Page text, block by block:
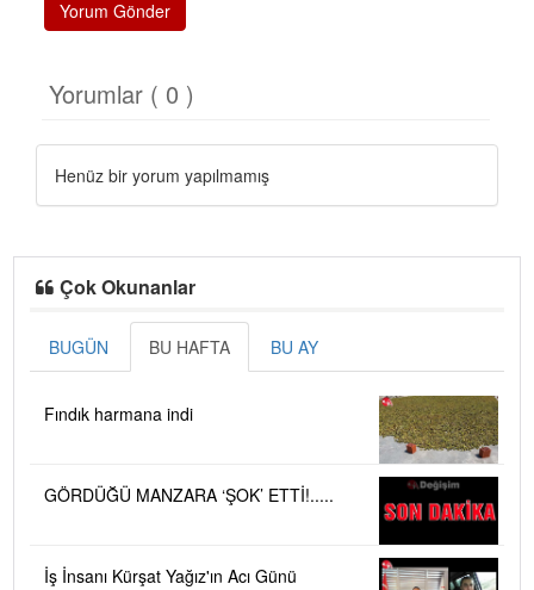
Yorum Gönder
Yorumlar ( 0 )
Henüz bir yorum yapılmamış
Çok Okunanlar
BUGÜN BU HAFTA BU AY
Fındık harmana indi
GÖRDÜĞÜ MANZARA ‘ŞOK’ ETTİ!.....
İş İnsanı Kürşat Yağız'ın Acı Günü